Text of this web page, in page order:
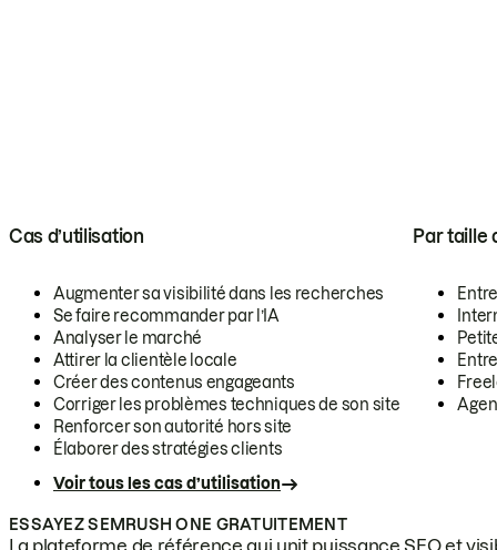
Cas d’utilisation
Augmenter sa visibilité dans les recherches
Se faire recommander par l’IA
Analyser le marché
Attirer la clientèle locale
Créer des contenus engageants
Corriger les problèmes techniques de son site
Renforcer son autorité hors site
Élaborer des stratégies clients
Voir tous les cas d’utilisation
Par taille
ESSAYEZ SEMRUSH ONE GRATUITEMENT
La plateforme de référence qui unit puissance SEO et